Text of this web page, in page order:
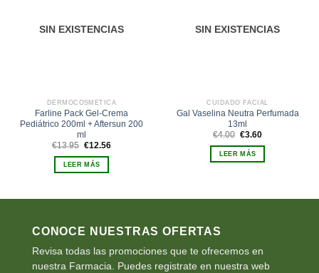
SIN EXISTENCIAS
DERMOCOSMÉTICA
Farline Pack Gel-Crema
Pediátrico 200ml + Aftersun 200
ml
€13.95 El
original
era:
€13.95.
€12.56El
LEER MÁS
SIN EXISTENCIAS
CUIDADO FACIAL
Gal Vaselina Neutra Perfumada
13ml
€4.00 El
original
era:
€4.00.
€3.60El
actual
€3.60.
LEER MÁS
CONOCE NUESTRAS OFERTAS
Revisa todas las promociones que te ofrecemos en
nuestra Farmacia. Puedes registrate en nuestra web